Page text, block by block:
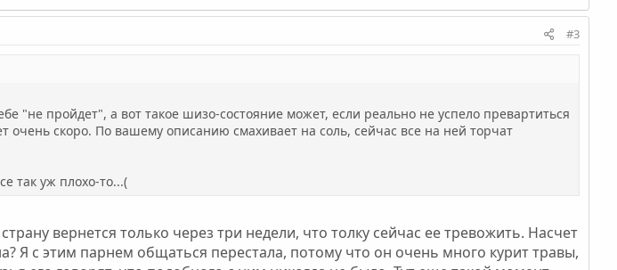
#3
"не пройдет", а вот такое шизо-состояние может, если реально не успело превартиться
очень скоро. По вашему описанию смахивает на соль, сейчас все на ней торчат
так уж плохо-то...(
вернется только через три недели, что толку сейчас ее тревожить. Насчет
Я с этим парнем общаться перестала, потому что он очень много курит травы,